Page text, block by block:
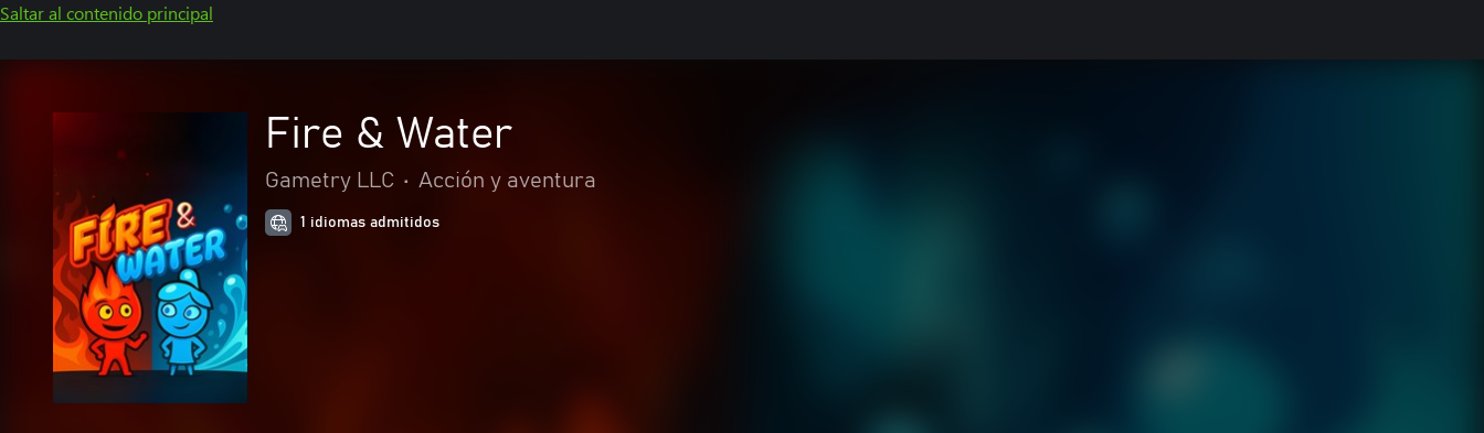
Saltar al contenido principal
Fire & Water
Gametry LLC • Acción y aventura
1 idiomas admitidos